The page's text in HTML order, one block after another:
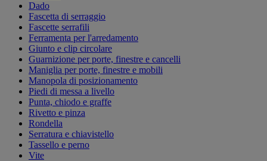
Dado
Fascetta di serraggio
Fascette serrafili
Ferramenta per l'arredamento
Giunto e clip circolare
Guarnizione per porte, finestre e cancelli
Maniglia per porte, finestre e mobili
Manopola di posizionamento
Piedi di messa a livello
Punta, chiodo e graffe
Rivetto e pinza
Rondella
Serratura e chiavistello
Tassello e perno
Vite